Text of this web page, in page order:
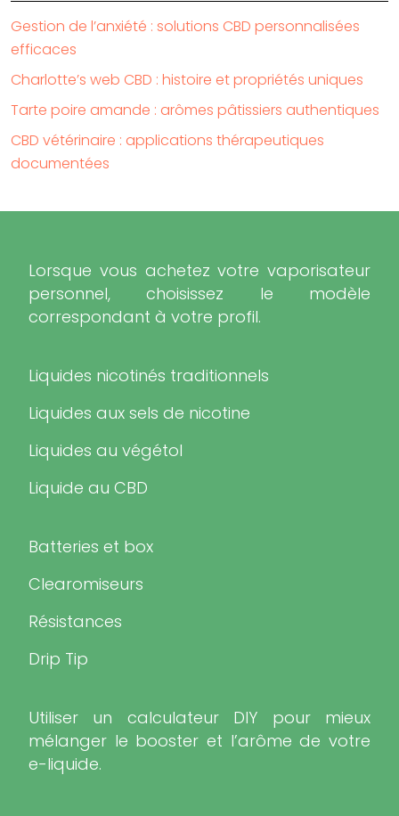
Gestion de l’anxiété : solutions CBD personnalisées
efficaces
Charlotte’s web CBD : histoire et propriétés uniques
Tarte poire amande : arômes pâtissiers authentiques
CBD vétérinaire : applications thérapeutiques
documentées
Lorsque vous achetez votre vaporisateur
personnel, choisissez le modèle
correspondant à votre profil.
Liquides nicotinés traditionnels
Liquides aux sels de nicotine
Liquides au végétol
Liquide au CBD
Batteries et box
Clearomiseurs
Résistances
Drip Tip
Utiliser un calculateur DIY pour mieux
mélanger le booster et l’arôme de votre
e-liquide.